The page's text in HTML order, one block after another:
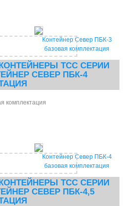
Контейнер Север ПБК-3
базовая комплектация
ТСС СЕРИИ
СЕВЕР ПБК-4
комплектация
Контейнер Север ПБК-4
базовая комплектация
ТСС СЕРИИ
СЕВЕР ПБК-4,5